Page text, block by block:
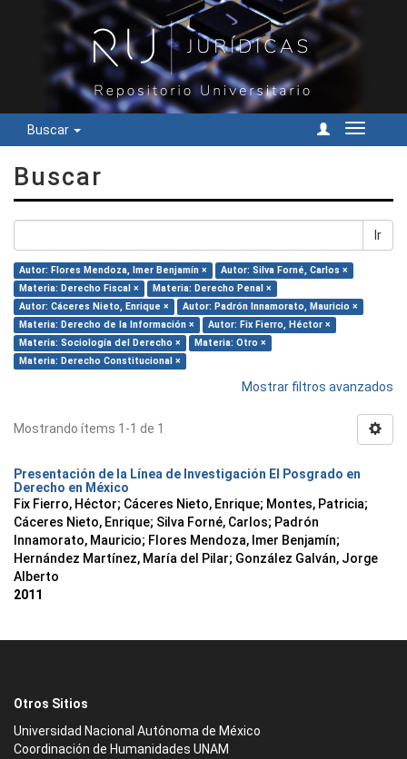
Buscar
Cambiar
Buscar
Ir
Autor: Flores Mendoza, Imer Benjamín ×
Autor: Silva Forné, Carlos ×
Materia: Derecho Fiscal ×
Materia: Derecho Penal ×
Autor: Cáceres Nieto, Enrique ×
Autor: Padrón Innamorato, Mauricio ×
Materia: Derecho de la Información ×
Autor: Fix Fierro, Héctor ×
Materia: Sociología del Derecho ×
Materia: Otro ×
Materia: Derecho Constitucional ×
Mostrar filtros avanzados
Mostrando ítems 1-1 de 1
Presentación de la Línea de Investigación El Posgrado en
Derecho en México
Fix Fierro, Héctor; Cáceres Nieto, Enrique; Montes, Patricia;
Cáceres Nieto, Enrique; Silva Forné, Carlos; Padrón
Innamorato, Mauricio; Flores Mendoza, Imer Benjamín;
Hernández Martínez, María del Pilar; González Galván, Jorge
Alberto
2011
Otros Sitios
Universidad Nacional Autónoma de México
Coordinación de Humanidades UNAM